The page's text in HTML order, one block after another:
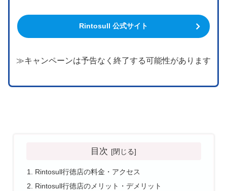
Rintosull 公式サイト
≫キャンペーンは予告なく終了する可能性があります
目次
Rintosull行徳店の料金・アクセス
Rintosull行徳店のメリット・デメリット